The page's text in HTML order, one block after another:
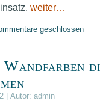
weiter…
geschlossen
Wandfarben
| Autor: admin